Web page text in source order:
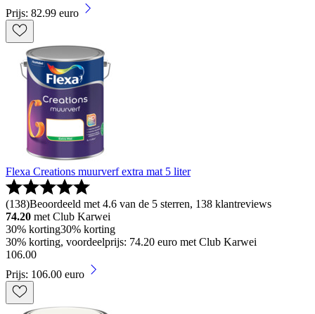
Prijs: 82.99 euro
Flexa Creations muurverf extra mat 5 liter
(138)Beoordeeld met 4.6 van de 5 sterren, 138 klantreviews
74.20 met Club Karwei
30% korting30% korting
30% korting, voordeelprijs: 74.20 euro met Club Karwei
106.00
Prijs: 106.00 euro